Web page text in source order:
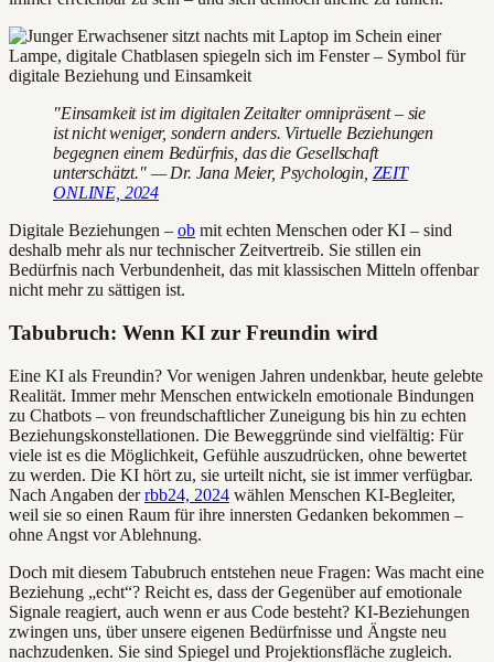
"Einsamkeit ist im digitalen Zeitalter omnipräsent – sie
ist nicht weniger, sondern anders. Virtuelle Beziehungen
begegnen einem Bedürfnis, das die Gesellschaft
unterschätzt." — Dr. Jana Meier, Psychologin, ZEIT
ONLINE, 2024
Digitale Beziehungen – ob mit echten Menschen oder KI – sind
deshalb mehr als nur technischer Zeitvertreib. Sie stillen ein
Bedürfnis nach Verbundenheit, das mit klassischen Mitteln offenbar
nicht mehr zu sättigen ist.
Tabubruch: Wenn KI zur Freundin wird
Eine KI als Freundin? Vor wenigen Jahren undenkbar, heute gelebte
Realität. Immer mehr Menschen entwickeln emotionale Bindungen
zu Chatbots – von freundschaftlicher Zuneigung bis hin zu echten
Beziehungskonstellationen. Die Beweggründe sind vielfältig: Für
viele ist es die Möglichkeit, Gefühle auszudrücken, ohne bewertet
zu werden. Die KI hört zu, sie urteilt nicht, sie ist immer verfügbar.
Nach Angaben derrbb24, 2024 wählen Menschen KI-Begleiter,
weil sie so einen Raum für ihre innersten Gedanken bekommen –
ohne Angst vor Ablehnung.
Doch mit diesem Tabubruch entstehen neue Fragen: Was macht eine
Beziehung „echt“? Reicht es, dass der Gegenüber auf emotionale
Signale reagiert, auch wenn er aus Code besteht? KI-Beziehungen
zwingen uns, über unsere eigenen Bedürfnisse und Ängste neu
nachzudenken. Sie sind Spiegel und Projektionsfläche zugleich.